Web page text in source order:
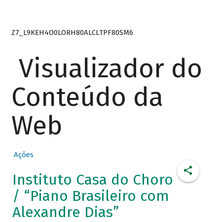
Z7_L9KEH4O0LORH80ALCLTPF80SM6
Visualizador do
Conteúdo da
Web
Ações
Instituto Casa do Choro
/ “Piano Brasileiro com
Alexandre Dias”